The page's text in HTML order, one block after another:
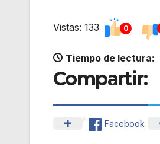
Vistas: 133 0
Tiempo de lectura:
Compartir:
Facebook